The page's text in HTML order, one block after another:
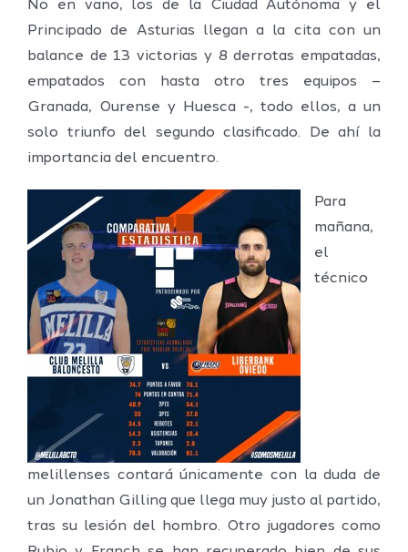
No en vano, los de la Ciudad Autónoma y el
Principado de Asturias llegan a la cita con un
balance de 13 victorias y 8 derrotas empatadas,
empatados con hasta otro tres equipos –
Granada, Ourense y Huesca -, todo ellos, a un
solo triunfo del segundo clasificado. De ahí la
importancia del encuentro.
Para
mañana,
el
técnico
melillenses contará únicamente con la duda de
un Jonathan Gilling que llega muy justo al partido,
tras su lesión del hombro. Otro jugadores como